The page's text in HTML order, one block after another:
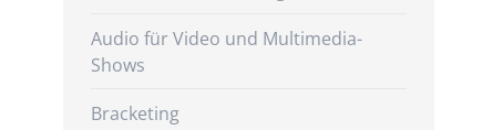
Audio für Video und Multimedia-
Shows
Bracketing